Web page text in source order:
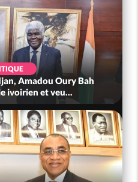
Amadou Oury Bah
ivoirien et veu...